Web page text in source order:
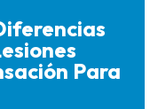
Para